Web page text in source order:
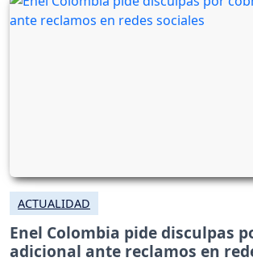
ACTUALIDAD
Enel Colombia pide disculpas
adicional ante reclamos en